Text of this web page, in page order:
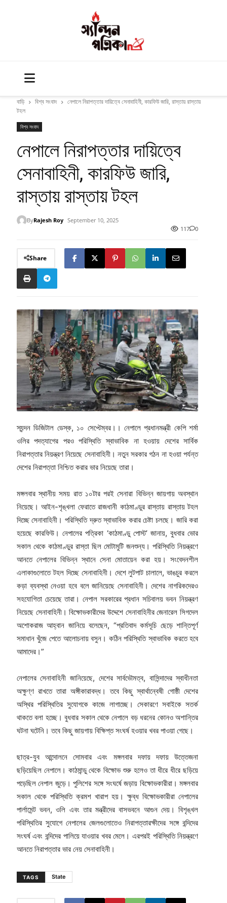
বাড়ি বিশ্ব সংবাদ
নেপালে নিরাপত্তার দায়িত্বে সেনাবাহিনী, কারফিউ জারি, রাস্তায় রাস্তায়
টহল
বিশ্ব সংবাদ
নেপালে নিরাপত্তার দায়িত্বে
সেনাবাহিনী, কারফিউ জারি,
রাস্তায় রাস্তায় টহল
ByRajesh Roy September 10, 2025
117
0
Share
স্যন্দন ডিজিটাল ডেস্ক, ১০ সেপ্টেম্বর।। নেপালে প্রধানমন্ত্রী কেপি শর্মা
ওলির পদত্যাগের পরও পরিস্থিতি স্বাভাবিক না হওয়ায় দেশের সার্বিক
নিরাপত্তার নিয়ন্ত্রণ নিয়েছে সেনাবাহিনী। নতুন সরকার গঠন না হওয়া পর্যন্ত
দেশের নিরাপত্তা নিশ্চিত করার ভার নিয়েছে তারা।
মঙ্গলবার স্থানীয় সময় রাত ১০টার পরই সেনারা বিভিন্ন জায়গায় অবস্থান
নিয়েছে। আইন-শৃঙ্খলা ফেরাতে রাজধানী কাঠমাণ্ডুর রাস্তায় রাস্তায় টহল
দিচ্ছে সেনাবাহিনী। পরিস্থিতি দ্রুত স্বাভাবিক করার চেষ্টা চলছে। জারি করা
হয়েছে কারফিউ। নেপালের পত্রিকা ‘কাঠমাণ্ডু পোস্ট’ জানায়, বুধবার ভোর
সকাল থেকে কাঠমাণ্ডুর রাস্তা ছিল মোটামুটি জনশুন্য। পরিস্থিতি নিয়ন্ত্রণে
আনতে নেপালের বিভিন্ন স্থানে সেনা মোতায়েন করা হয়। সংবেদনশীল
এলাকাগুলোতে টহল দিচ্ছে সেনাবাহিনী। দেশে লুটপাট চালালে, ভাঙচুর করলে
কড়া ব্যবস্থা নেওয়া হবে বলে জানিয়েছে সেনাবাহিনী। দেশের নাগরিকদেরও
সহযোগিতা চেয়েছে তারা। নেপাল সরকারের প্রধান সচিবালয় ভবন নিয়ন্ত্রণ
নিয়েছে সেনাবাহিনী। বিক্ষোভকারীদের উদ্দেশে সেনাবাহিনীর জেনারেল সিগদেল
অশোকরাজ আহ্বান জানিয়ে বলেছেন, “প্রতিবাদ কর্মসূচি ছেড়ে শান্তিপূর্ণ
সমাধান খুঁজে পেতে আলোচনায় বসুন। কঠিন পরিস্থিতি স্বাভাবিক করতে হবে
আমাদের।”
নেপালের সেনাবাহিনী জানিয়েছে, দেশের সার্বভৌমত্ব, বাসিন্দাদের স্বাধীনতা
অক্ষুণ্ণ রাখতে তারা অঙ্গীকারাবদ্ধ। তবে কিছু স্বার্থান্বেষী গোষ্ঠী দেশের
অস্থির পরিস্থিতির সুযোগকে কাজে লাগাচ্ছে। সেকারণে সবাইকে সতর্ক
থাকতে বলা হচ্ছে। বুধবার সকাল থেকে নেপালে বড় ধরনের কোনও অশান্তির
ঘটনা ঘটেনি। তবে কিছু জায়গায় বিক্ষিপ্ত সংঘর্ষ হওয়ার খবর পাওয়া গেছে।
ছাত্র-যুব আন্দোলনে সোমবার এবং মঙ্গলবার দফায় দফায় উত্তেজনা
ছড়িয়েছিল নেপালে। কাঠমান্ডু থেকে বিক্ষোভ শুরু হলেও তা ধীরে ধীরে ছড়িয়ে
পড়েছিল নেপাল জুড়ে। পুলিশের সঙ্গে সংঘর্ষে জড়ায় বিক্ষোভকারীরা। মঙ্গলবার
সকাল থেকে পরিস্থিতি ক্রমশ খারাপ হয়। ক্ষুব্ধ বিক্ষোভকারীরা নেপালের
পার্লামেন্ট ভবন, ওলি এবং তার মন্ত্রীদের বাসভবনে আগুন দেয়। বিশৃঙ্খল
পরিস্থিতির সুযোগে নেপালের জেলগুলোতেও নিরাপত্তারক্ষীদের সঙ্গে বন্দিদের
সংঘর্ষ এবং বন্দিদের পালিয়ে যাওয়ার খবর মেলে। এরপরই পরিস্থিতি নিয়ন্ত্রণে
আনতে নিরাপত্তার ভার নেয় সেনাবাহিনী।
TAGS State